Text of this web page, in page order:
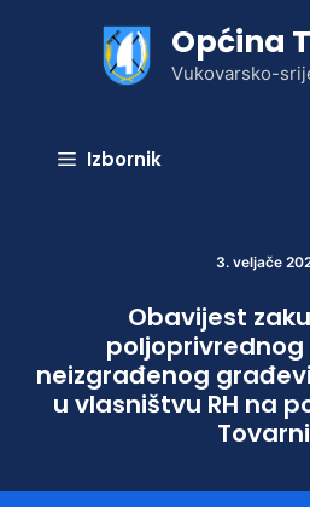
Općina
Vukovarsko-
Izbornik
3. veljače
Obavijest
poljoprivrednog
neizgrađenog
u vlasništvu RH na